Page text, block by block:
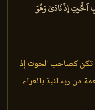
إِذۡ نَادَىٰ وَهُوَ
تكن كصاحب الحوت إذ
من ربه لنبذ بالعراء